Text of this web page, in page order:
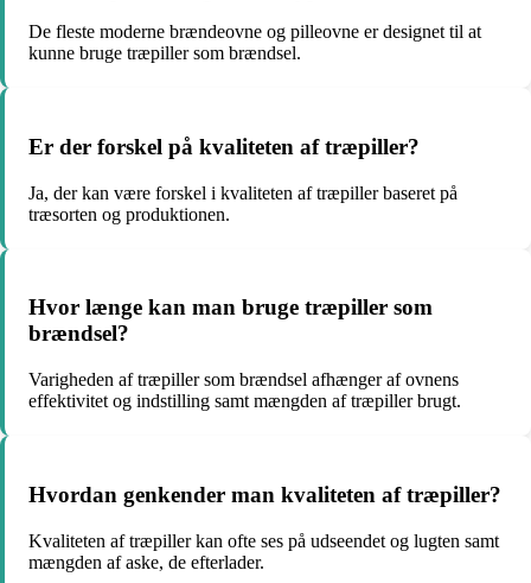
De fleste moderne brændeovne og pilleovne er designet til at
kunne bruge træpiller som brændsel.
Er der forskel på kvaliteten af træpiller?
Ja, der kan være forskel i kvaliteten af træpiller baseret på
træsorten og produktionen.
Hvor længe kan man bruge træpiller som
brændsel?
Varigheden af træpiller som brændsel afhænger af ovnens
effektivitet og indstilling samt mængden af træpiller brugt.
Hvordan genkender man kvaliteten af træpiller?
Kvaliteten af træpiller kan ofte ses på udseendet og lugten samt
mængden af aske, de efterlader.